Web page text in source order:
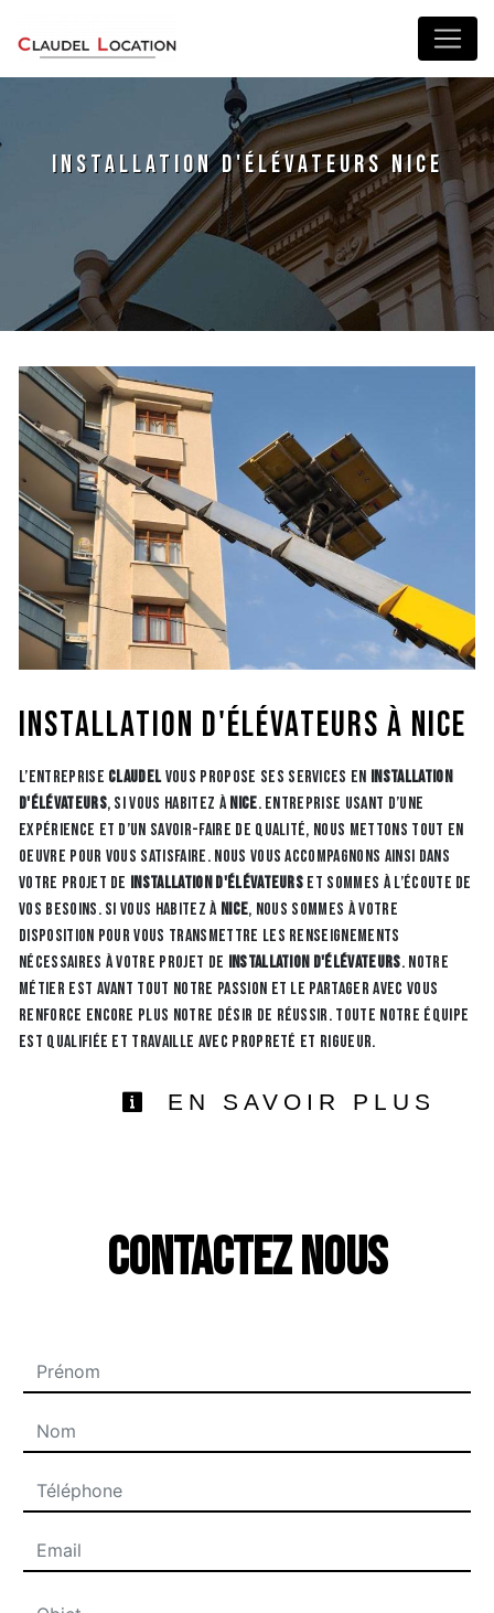
installation d'élévateurs Nice
installation d'élévateurs à Nice
L’entreprise CLAUDELvous propose ses services en installation
d'élévateurs, si vous habitez àNice. Entreprise usant d’une
expérience et d’un savoir-faire de qualité, nous mettons tout en
oeuvre pour vous satisfaire. Nous vous accompagnons ainsi dans
votre projet de installation d'élévateurs et sommes à l’écoute de
vos besoins. Si vous habitez à Nice, nous sommes à votre
disposition pour vous transmettre les renseignements
nécessaires à votre projet de installation d'élévateurs. Notre
métier est avant tout notre passion et le partager avec vous
renforce encore plus notre désir de réussir. Toute notre équipe
est qualifiée et travaille avec propreté et rigueur.
EN SAVOIR PLUS
Contactez nous